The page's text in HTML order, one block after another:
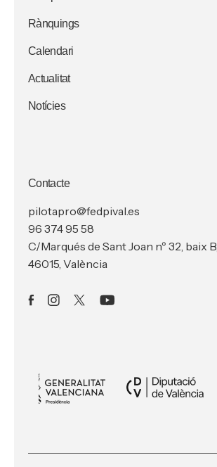
Rànquings
Calendari
Actualitat
Notícies
Contacte
pilotapro@fedpival.es
96 374 95 58
C/Marqués de Sant Joan nº 32, baix B,
46015, València